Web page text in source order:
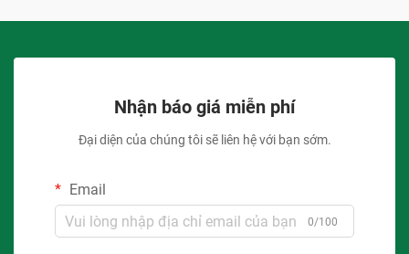
Nhận báo giá miễn phí
Đại diện của chúng tôi sẽ liên hệ với bạn sớm.
Email
0/100